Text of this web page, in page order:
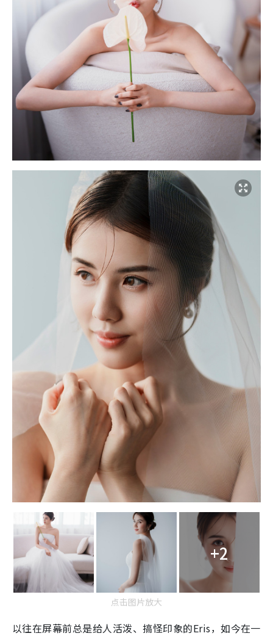
+2
点击图片放大
以往在屏幕前总是给人活泼、搞怪印象的Eris，如今在一